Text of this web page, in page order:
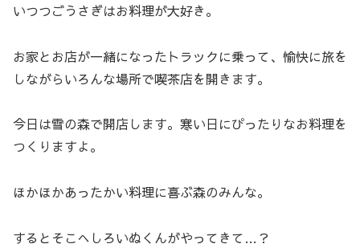
いつつごうさぎはお料理が大好き。
お家とお店が一緒になったトラックに乗って、愉快に旅を
しながらいろんな場所で喫茶店を開きます。
今日は雪の森で開店します。寒い日にぴったりなお料理を
つくりますよ。
ほかほかあったかい料理に喜ぶ森のみんな。
するとそこへしろいぬくんがやってきて…？